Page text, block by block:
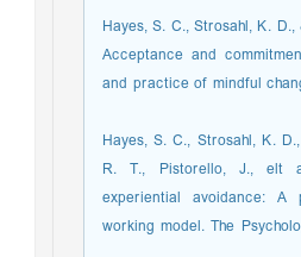
Hayes, S. C., Strosahl, K.
Acceptance and
and practice of mindful
Hayes, S. C., Strosahl, K.
R. T., Pistorello, J., elt
experiential avoidance:
working model. The